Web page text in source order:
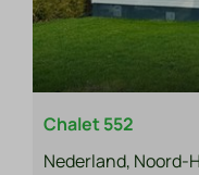
Chalet 552
Nederland, Noord-